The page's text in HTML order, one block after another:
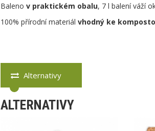
Baleno v praktickém obalu, 7 l balení váží
100% přírodní materiál vhodný ke
Alternativy
ALTERNATIVY